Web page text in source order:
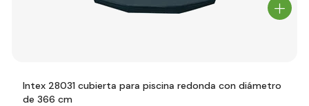
Intex 28031 cubierta para piscina redonda con diámetro
de 366 cm